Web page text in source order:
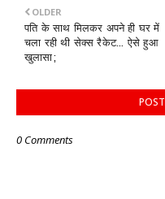
OLDER
पति के साथ मिलकर अपने ही घर में
चला रही थी सेक्स रैकेट... ऐसे हुआ
खुलासा;
0 Comments